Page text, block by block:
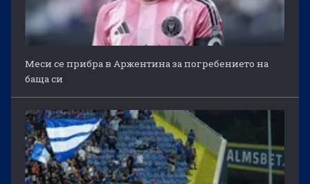
Меси се прибра в Аржентина за погребението на
баща си